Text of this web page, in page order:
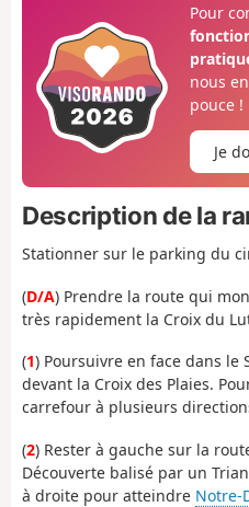
Pour
nous
pouce !
Je
Description de la
Stationner sur le parking du
(D/A) Prendre la route qui
très rapidement la Croix du
(1) Poursuivre en face dans le
devant la Croix des Plaies.
carrefour à plusieurs
(2) Rester à gauche sur la
Découverte balisé par un
à droite pour atteindre Notre-